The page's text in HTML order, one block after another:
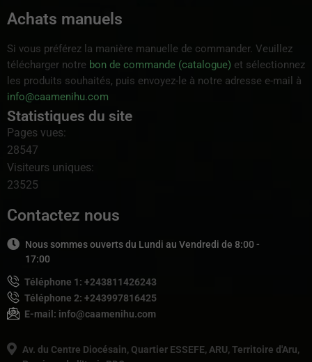
Achats manuels
Si vous préférez la manière manuelle de commander. Veuillez
télécharger notre bon de commande (catalogue) et sélectionnez
les produits souhaités, puis envoyez-le à notre adresse e-mail à
info@caamenihu.com
Statistiques du site
Pages vues:
28547
Visiteurs uniques:
23525
Contactez nous
Nous sommes ouverts du Lundi au Vendredi de 8:00 -
17:00
Téléphone 1: +243811426243
Téléphone 2: +243997816425
E-mail: info@caamenihu.com
Av. du Centre Diocésain, Quartier ESSEFE, ARU, Territoire d'Aru,